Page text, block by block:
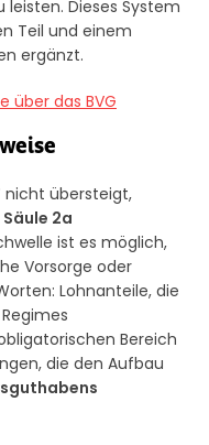
leisten. Dieses System
Teil und einem
ergänzt.
über das BVG
nicht übersteigt,
Säule 2a
ist es möglich,
Vorsorge oder
Lohnanteile, die
Bereich
die den Aufbau